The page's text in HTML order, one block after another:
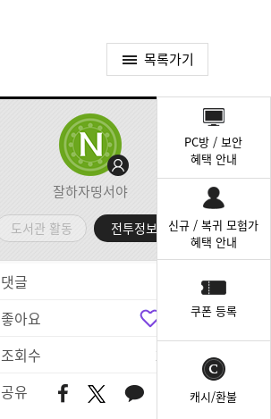
목록가기
잘하자띵서야
도서관 활동 전투정보실
댓글
좋아요
조회수
289
공유
PC방 / 보안
혜택 안내
신규 / 복귀 모험가
혜택 안내
쿠폰 등록
캐시/환불